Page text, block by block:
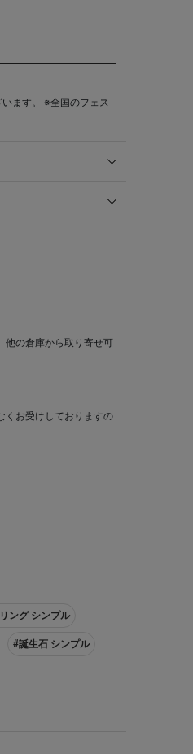
ます。 ※全国のフェス
他の倉庫から取り寄せ可
くお受けしておりますの
ング シンプル
#誕生石 シンプル